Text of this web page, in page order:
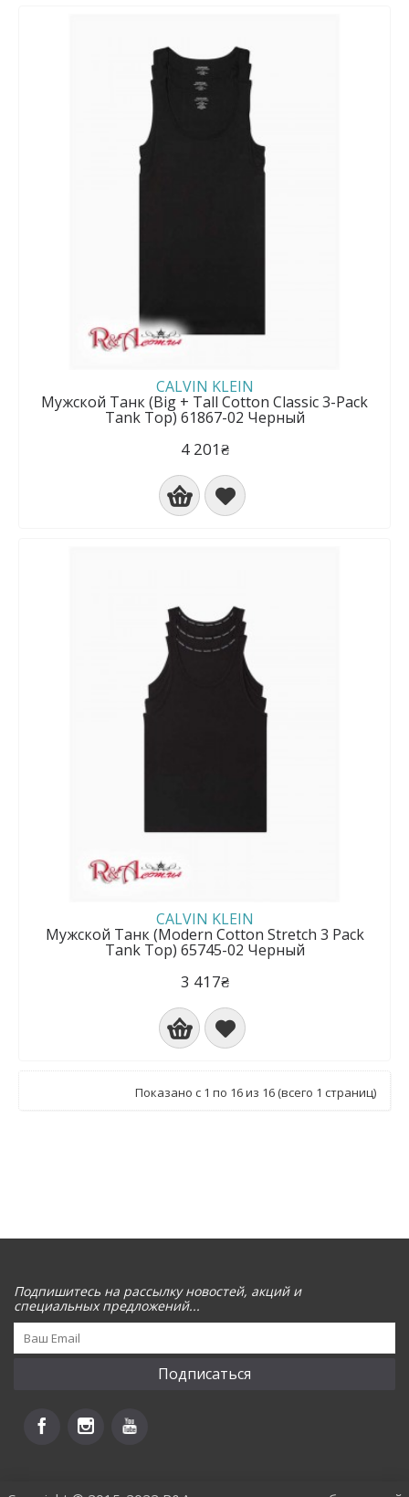
CALVIN KLEIN
Мужской Танк (Big + Tall Cotton Classic 3-Pack
Tank Top) 61867-02 Черный
4 201₴
CALVIN KLEIN
Мужской Танк (Modern Cotton Stretch 3 Pack
Tank Top) 65745-02 Черный
3 417₴
Показано с 1 по 16 из 16 (всего 1 страниц)
Подпишитесь на рассылку новостей, акций и
специальных предложений...
Подписаться